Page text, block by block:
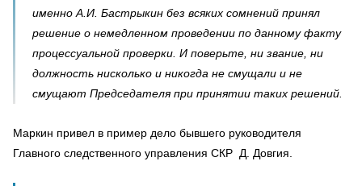
именно А.И. Бастрыкин без всяких сомнений принял
решение о немедленном проведении по данному факту
процессуальной проверки. И поверьте, ни звание, ни
должность нисколько и никогда не смущали и не
смущают Председателя при принятии таких решений.
Маркин привел в пример дело бывшего руководителя
Главного следственного управления СКР Д. Довгия.